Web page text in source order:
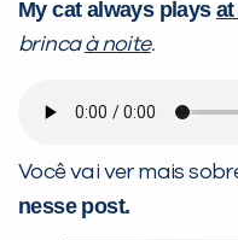
My cat always plays
brincaà noite.
Você vai ver mais
nesse post.